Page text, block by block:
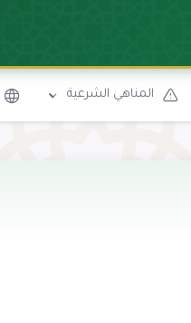
المناهي الشرعية